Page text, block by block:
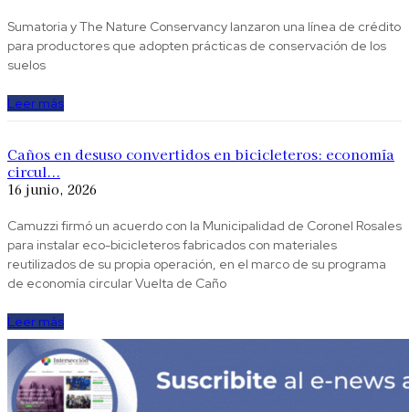
Sumatoria y The Nature Conservancy lanzaron una línea de crédito
para productores que adopten prácticas de conservación de los
suelos
Leer más
Caños en desuso convertidos en bicicleteros: economía
circul...
16 junio, 2026
Camuzzi firmó un acuerdo con la Municipalidad de Coronel Rosales
para instalar eco-bicicleteros fabricados con materiales
reutilizados de su propia operación, en el marco de su programa
de economía circular Vuelta de Caño
Leer más